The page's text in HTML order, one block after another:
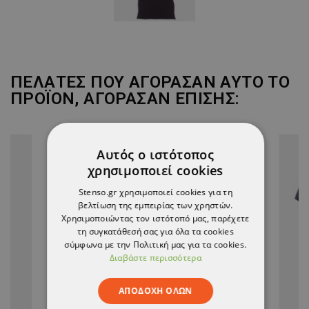
ΠΕΛΆΤΕΣ ΠΟΥ ΑΓΌΡΑΣΑΝ ΑΥΤΌ ΤΟ
ΠΡΟΪΌΝ, ΑΓΌΡΑΣΑΝ ΕΠΊΣΗΣ:
Αυτός ο ιστότοπος
χρησιμοποιεί cookies
Stenso.gr χρησιμοποιεί cookies για τη
βελτίωση της εμπειρίας των χρηστών.
Χρησιμοποιώντας τον ιστότοπό μας, παρέχετε
τη συγκατάθεσή σας για όλα τα cookies
σύμφωνα με την Πολιτική μας για τα cookies.
Διαβάστε περισσότερα
ΑΠΟΔΟΧΉ ΌΛΩΝ